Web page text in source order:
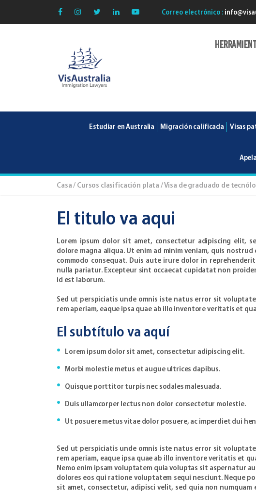
Correo electrónico :
Estudiar en Australia Migración calificada Visas
Casa/ Cursos clasificación plata / Visa de graduado de
El titulo va aqui
Lorem ipsum dolor sit amet, consectetur adipiscing elit,
dolore magna aliqua. Ut enim ad minim veniam, quis
commodo consequat. Duis aute irure dolor in
nulla pariatur. Excepteur sint occaecat cupidatat non
id est laborum.
Sed ut perspiciatis unde omnis iste natus error sit
rem aperiam, eaque ipsa quae ab illo inventore veritatis et
El subtítulo va aquí
Lorem ipsum dolor sit amet, consectetur adipiscing elit.
Morbi molestie metus et augue ultrices dapibus.
Quisque porttitor turpis nec sodales malesuada.
Duis ullamcorper lectus non dolor consectetur molestie.
Ut posuere metus vitae dolor posuere, ac imperdiet dui
Sed ut perspiciatis unde omnis iste natus error sit
rem aperiam, eaque ipsa quae ab illo inventore veritatis et
Nemo enim ipsam voluptatem quia voluptas sit aspernatur
dolores eos qui ratione voluptatem sequi nesciunt. Neque
sit amet, consectetur, adipisci velit, sed quia non